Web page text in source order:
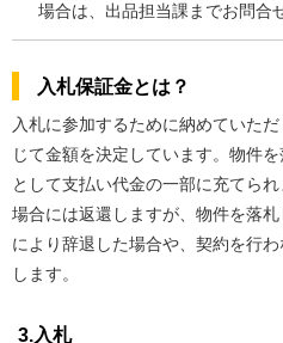
場合は、出品担当課までお問合
入札保証金とは？
入札に参加するために納めていた
じて金額を決定しています。物件
として支払い代金の一部に充てら
場合には返還しますが、物件を落
により辞退した場合や、契約を行
します。
3.入札